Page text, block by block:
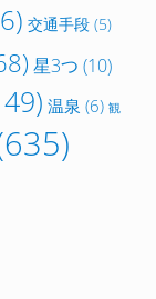
交通手段(5)
星3つ (10)
温泉 (6) 観